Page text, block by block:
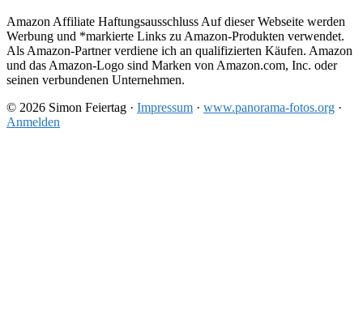
Amazon Affiliate Haftungsausschluss Auf dieser Webseite werden
Werbung und *markierte Links zu Amazon-Produkten verwendet.
Als Amazon-Partner verdiene ich an qualifizierten Käufen. Amazon
und das Amazon-Logo sind Marken von Amazon.com, Inc. oder
seinen verbundenen Unternehmen.
© 2026 Simon Feiertag · Impressum · www.panorama-fotos.org ·
Anmelden